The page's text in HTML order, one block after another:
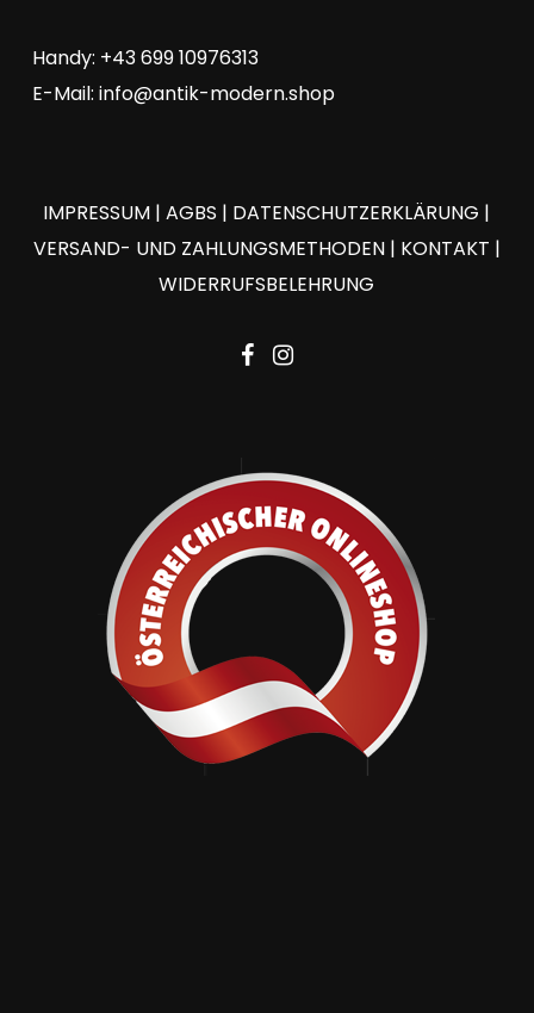
Handy: +43 699 10976313
E-Mail: info@antik-modern.shop
IMPRESSUM |AGBS | DATENSCHUTZERKLÄRUNG |
VERSAND- UND ZAHLUNGSMETHODEN| KONTAKT |
WIDERRUFSBELEHRUNG
facebook
instagram